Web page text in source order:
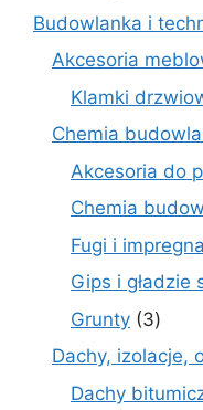
Budowlanka i
Akcesoria
Klamki
Chemia
Akcesoria do
Chemia
Fugi i
Gips i gładzie
Grunty 33
Dachy, izolacje,
Dachy